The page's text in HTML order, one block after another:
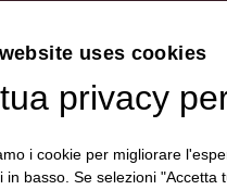
Seguici su
uses cookies
privacy
i cookie per migliorare
in basso. Se selezioni "Accetta